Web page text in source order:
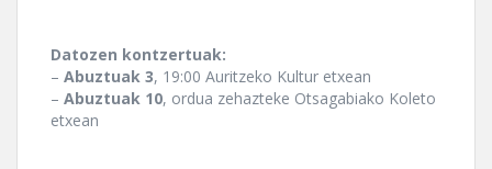
Datozen kontzertuak:
– Abuztuak 3, 19:00 Auritzeko Kultur etxean
– Abuztuak 10, ordua zehazteke Otsagabiako Koleto
etxean